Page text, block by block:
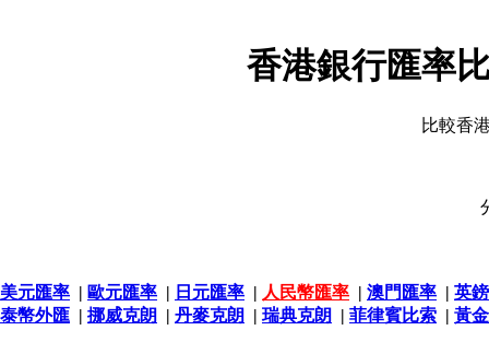
香港銀行匯率
比較香
美元匯率 | 歐元匯率 | 日元匯率 | 人民幣匯率 | 澳門匯率 | 英
泰幣外匯 | 挪威克朗 | 丹麥克朗 | 瑞典克朗 | 菲律賓比索 | 黃